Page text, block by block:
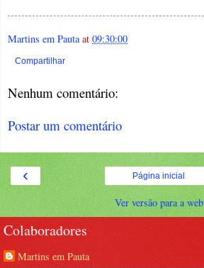
Martins em Pauta at 09:30:00
Compartilhar
Nenhum comentário:
Postar um comentário
‹ Página inicial
Ver versão para a web
Colaboradores
Martins em Pauta